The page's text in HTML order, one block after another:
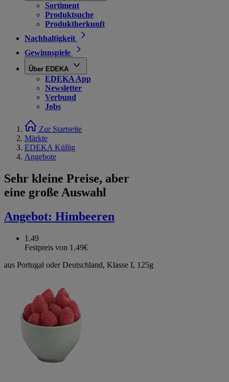
Sortiment
Produktsuche
Produktherkunft
Nachhaltigkeit
Gewinnspiele
Über EDEKA
EDEKA App
Newsletter
Verbund
Jobs
Zur Startseite
Märkte
EDEKA Küllig
Angebote
Sehr kleine Preise, aber
eine große Auswahl
Angebot: Himbeeren
1.49
Festpreis von 1.49€
aus Portugal oder Deutschland, Klasse I, 125g